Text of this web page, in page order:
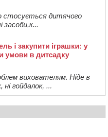
стосується дитячого
засоби,к...
і закупити іграшки: у
умови в дитсадку
вихователям. Ніде в
ні гойдалок, ...